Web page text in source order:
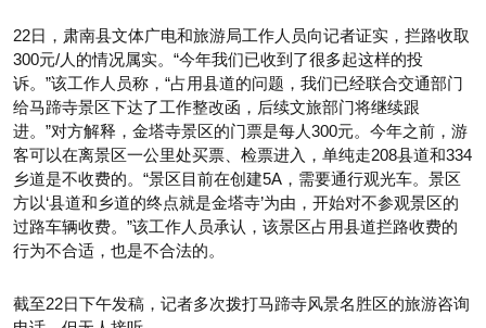
22日，肃南县文体广电和旅游局工作人员向记者证实，拦路收取
300元/人的情况属实。“今年我们已收到了很多起这样的投
诉。”该工作人员称，“占用县道的问题，我们已经联合交通部门
给马蹄寺景区下达了工作整改函，后续文旅部门将继续跟
进。”对方解释，金塔寺景区的门票是每人300元。今年之前，游
客可以在离景区一公里处买票、检票进入，单纯走208县道和334
乡道是不收费的。“景区目前在创建5A，需要通行观光车。景区
方以‘县道和乡道的终点就是金塔寺’为由，开始对不参观景区的
过路车辆收费。”该工作人员承认，该景区占用县道拦路收费的
行为不合适，也是不合法的。
截至22日下午发稿，记者多次拨打马蹄寺风景名胜区的旅游咨询